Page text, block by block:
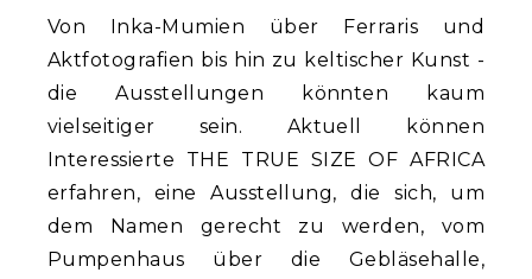
Von Inka-Mumien über Ferraris und
Aktfotografien bis hin zu keltischer Kunst -
die Ausstellungen könnten kaum
vielseitiger sein. Aktuell können
Interessierte THE TRUE SIZE OF AFRICA
erfahren, eine Ausstellung, die sich, um
dem Namen gerecht zu werden, vom
Pumpenhaus über die Gebläsehalle,